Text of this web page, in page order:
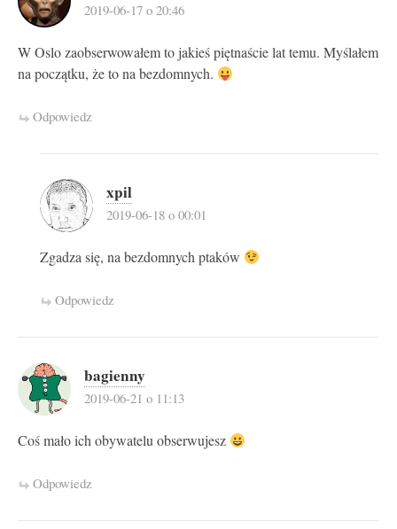
2019-06-17 o 20:46
W Oslo zaobserwowałem to jakieś piętnaście lat temu. Myślałem
na początku, że to na bezdomnych.
Odpowiedz
xpil
2019-06-18 o 00:01
Zgadza się, na bezdomnych ptaków
Odpowiedz
bagienny
2019-06-21 o 11:13
Coś mało ich obywatelu obserwujesz
Odpowiedz